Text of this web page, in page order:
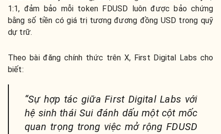
1:1, đảm bảo mỗi token FDUSD luôn được bảo chứng
bằng số tiền có giá trị tương đương đồng USD trong quỹ
dự trữ.
Theo bài đăng chính thức trên X, First Digital Labs cho
biết:
“Sự hợp tác giữa First Digital Labs với
hệ sinh thái Sui đánh dấu một cột mốc
quan trọng trong việc mở rộng FDUSD